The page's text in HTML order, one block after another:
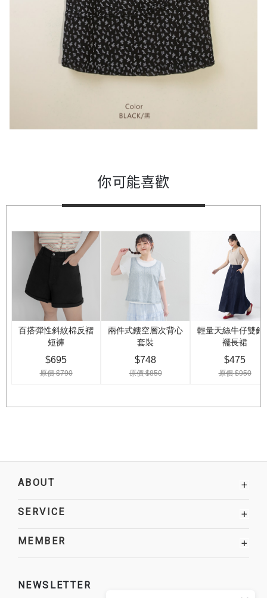
你可能喜歡
ABOUT +
SERVICE +
MEMBER +
NEWSLETTER